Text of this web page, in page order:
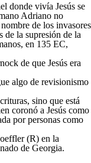
donde vivía Jesús se
Adriano no
de los invasores
de la supresión de la
en 135 EC,
de que Jesús era
algo de revisionismo
sino que está
coronó a Jesús como
por personas como
(R) en la
de Georgia.